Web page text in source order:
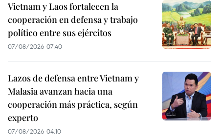
Vietnam y Laos fortalecen la
cooperación en defensa y trabajo
político entre sus ejércitos
07/08/2026 07:40
Lazos de defensa entre Vietnam y
Malasia avanzan hacia una
cooperación más práctica, según
experto
07/08/2026 04:10